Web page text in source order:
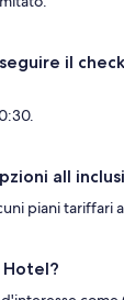
il
all
piani tariffari
Hotel?